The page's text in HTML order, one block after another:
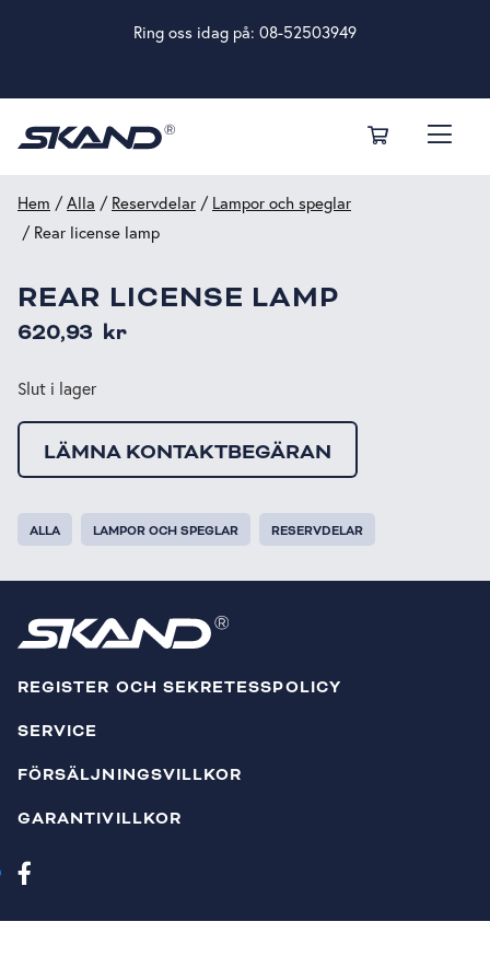
Ring oss idag på: 08-52503949
Hem /Alla / Reservdelar / Lampor och speglar
/ Rear license lamp
REAR LICENSE LAMP
620,93 kr
Slut i lager
LÄMNA KONTAKTBEGÄRAN
ALLA LAMPOR OCH SPEGLAR RESERVDELAR
REGISTER OCH SEKRETESSPOLICY
SERVICE
FÖRSÄLJNINGSVILLKOR
GARANTIVILLKOR